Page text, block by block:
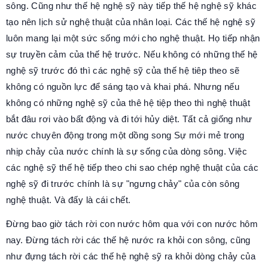
sông. Cũng như thế hệ nghệ sỹ này tiếp thế hệ nghệ sỹ khác
tạo nên lịch sử nghệ thuật của nhân loại. Các thế hệ nghệ sỹ
luôn mang lại một sức sống mới cho nghệ thuật. Họ tiếp nhận
sự truyền cảm của thế hệ trước. Nếu không có những thế hệ
nghệ sỹ trước đó thì các nghệ sỹ của thế hệ tiêp theo sẽ
không có nguồn lực để sáng tạo và khai phá. Nhưng nếu
không có những nghệ sỹ của thê hệ tiệp theo thì nghệ thuật
bắt đâu rơi vào bất động và đi tới hủy diệt. Tất cả giống như
nước chuyên động trong một dồng song Sự mới mẻ trong
nhịp chảy của nước chính là sự sống của dòng sông. Việc
các nghệ sỹ thế hệ tiếp theo chi sao chép nghệ thuật của các
nghệ sỹ đi trước chính là sự "ngưng chảy" của còn sông
nghệ thuật. Và đấy là cái chết.
Đừng bao giờ tách rời con nước hôm qua với con nước hôm
nay. Đừng tách rời các thế hệ nước ra khỏi con sông, cũng
như đựng tách rời các thế hệ nghệ sỹ ra khỏi dòng chảy của